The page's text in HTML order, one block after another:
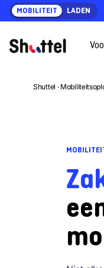
Ga
naar
MOBILITEIT LADEN
Shuttel ·